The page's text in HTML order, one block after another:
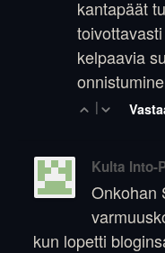
kantapäät
kelpaavia
|
Kulta Into-
Onkohan
kun lopetti